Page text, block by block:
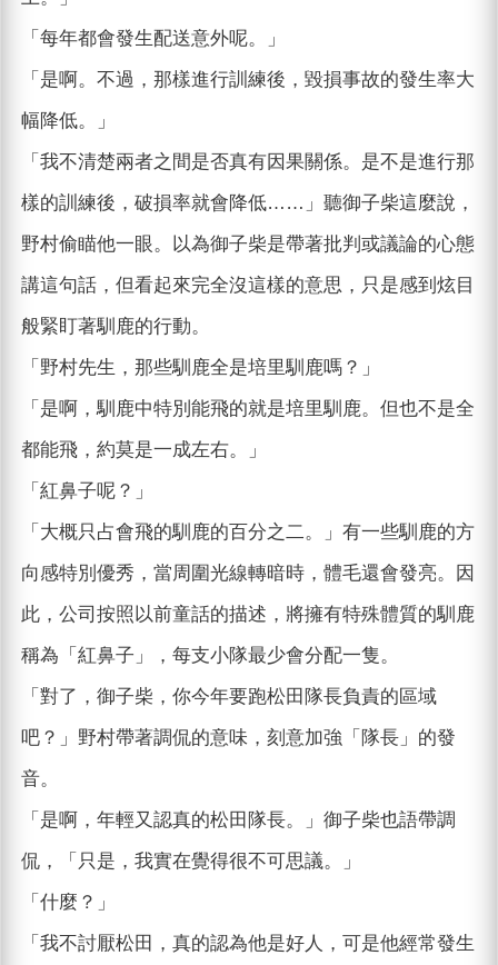
「每年都會發生配送意外呢。」
「是啊。不過，那樣進行訓練後，毀損事故的發生率大
幅降低。」
「我不清楚兩者之間是否真有因果關係。是不是進行那
樣的訓練後，破損率就會降低……」聽御子柴這麼說，
野村偷瞄他一眼。以為御子柴是帶著批判或議論的心態
講這句話，但看起來完全沒這樣的意思，只是感到炫目
般緊盯著馴鹿的行動。
「野村先生，那些馴鹿全是培里馴鹿嗎？」
「是啊，馴鹿中特別能飛的就是培里馴鹿。但也不是全
都能飛，約莫是一成左右。」
「紅鼻子呢？」
「大概只占會飛的馴鹿的百分之二。」有一些馴鹿的方
向感特別優秀，當周圍光線轉暗時，體毛還會發亮。因
此，公司按照以前童話的描述，將擁有特殊體質的馴鹿
稱為「紅鼻子」，每支小隊最少會分配一隻。
「對了，御子柴，你今年要跑松田隊長負責的區域
吧？」野村帶著調侃的意味，刻意加強「隊長」的發
音。
「是啊，年輕又認真的松田隊長。」御子柴也語帶調
侃，「只是，我實在覺得很不可思議。」
「什麼？」
「我不討厭松田，真的認為他是好人，可是他經常發生